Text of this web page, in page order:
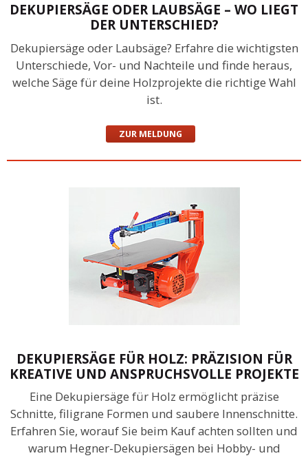
DEKUPIERSÄGE ODER LAUBSÄGE – WO LIEGT
DER UNTERSCHIED?
Dekupiersäge oder Laubsäge? Erfahre die wichtigsten
Unterschiede, Vor- und Nachteile und finde heraus,
welche Säge für deine Holzprojekte die richtige Wahl
ist.
ZUR MELDUNG
DEKUPIERSÄGE FÜR HOLZ: PRÄZISION FÜR
KREATIVE UND ANSPRUCHSVOLLE PROJEKTE
Eine Dekupiersäge für Holz ermöglicht präzise
Schnitte, filigrane Formen und saubere Innenschnitte.
Erfahren Sie, worauf Sie beim Kauf achten sollten und
warum Hegner-Dekupiersägen bei Hobby- und